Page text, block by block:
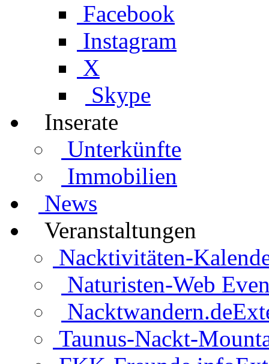
Facebook
Instagram
X
Skype
Inserate
Unterkünfte
Immobilien
News
Veranstaltungen
Nacktivitäten-
Naturisten-Web
Nacktwandern.de
Taunus-Nackt-